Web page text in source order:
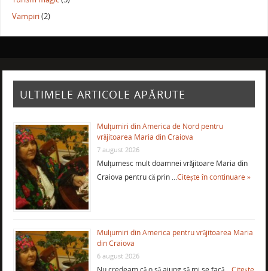
Vampiri(2)
ULTIMELE ARTICOLE APĂRUTE
Mulţumiri din America de Nord pentru
vrăjitoarea Maria din Craiova
7 august 2026
Mulţumesc mult doamnei vrăjitoare Maria din
Craiova pentru că prin …Citește în continuare »
Mulţumiri din America pentru vrăjitoarea Maria
din Craiova
6 august 2026